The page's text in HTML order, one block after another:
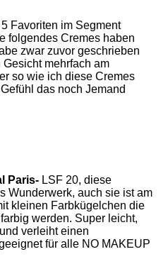
Favoriten im Segment
folgendes Cremes haben
zwar zuvor geschrieben
mehrfach am
so wie ich diese Cremes
das noch Jemand
Paris- LSF 20, diese
Wunderwerk, auch sie ist am
kleinen Farbkügelchen die
werden. Super leicht,
verleiht einen
für alle NO MAKEUP